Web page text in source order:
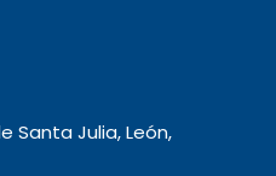
Santa Julia, León,